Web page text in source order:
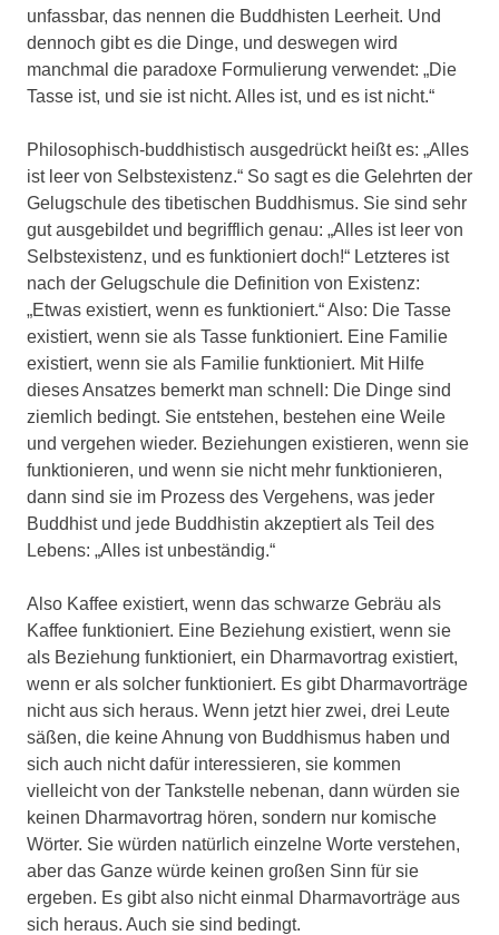
unfassbar, das nennen die Buddhisten Leerheit. Und
dennoch gibt es die Dinge, und deswegen wird
manchmal die paradoxe Formulierung verwendet: „Die
Tasse ist, und sie ist nicht. Alles ist, und es ist nicht.“
Philosophisch-buddhistisch ausgedrückt heißt es: „Alles
ist leer von Selbstexistenz.“ So sagt es die Gelehrten der
Gelugschule des tibetischen Buddhismus. Sie sind sehr
gut ausgebildet und begrifflich genau: „Alles ist leer von
Selbstexistenz, und es funktioniert doch!“ Letzteres ist
nach der Gelugschule die Definition von Existenz:
„Etwas existiert, wenn es funktioniert.“ Also: Die Tasse
existiert, wenn sie als Tasse funktioniert. Eine Familie
existiert, wenn sie als Familie funktioniert. Mit Hilfe
dieses Ansatzes bemerkt man schnell: Die Dinge sind
ziemlich bedingt. Sie entstehen, bestehen eine Weile
und vergehen wieder. Beziehungen existieren, wenn sie
funktionieren, und wenn sie nicht mehr funktionieren,
dann sind sie im Prozess des Vergehens, was jeder
Buddhist und jede Buddhistin akzeptiert als Teil des
Lebens: „Alles ist unbeständig.“
Also Kaffee existiert, wenn das schwarze Gebräu als
Kaffee funktioniert. Eine Beziehung existiert, wenn sie
als Beziehung funktioniert, ein Dharmavortrag existiert,
wenn er als solcher funktioniert. Es gibt Dharmavorträge
nicht aus sich heraus. Wenn jetzt hier zwei, drei Leute
säßen, die keine Ahnung von Buddhismus haben und
sich auch nicht dafür interessieren, sie kommen
vielleicht von der Tankstelle nebenan, dann würden sie
keinen Dharmavortrag hören, sondern nur komische
Wörter. Sie würden natürlich einzelne Worte verstehen,
aber das Ganze würde keinen großen Sinn für sie
ergeben. Es gibt also nicht einmal Dharmavorträge aus
sich heraus. Auch sie sind bedingt.